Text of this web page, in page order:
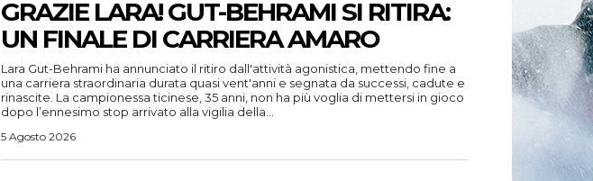
GRAZIE LARA! GUT-BEHRAMI SI RITIRA:
UN FINALE DI CARRIERA AMARO
Lara Gut-Behrami ha annunciato il ritiro dall'attività agonistica, mettendo fine a
una carriera straordinaria durata quasi vent'anni e segnata da successi, cadute e
rinascite. La campionessa ticinese, 35 anni, non ha più voglia di mettersi in gioco
dopo l’ennesimo stop arrivato alla vigilia della...
5 Agosto 2026